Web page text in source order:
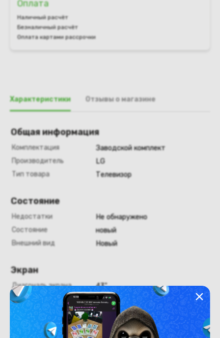
Оплата
Наличный расчёт
Безналичный расчёт
Оплата картами рассрочки
Характеристики Отзывы о магазине
Общая информация
Комплектация
Заводской комплект
Производитель
LG
Тип товара
Телевизор
Состояние
Недостатки
Не обнаружено
Состояние
новый
Внешний вид
Новый
Экран
Диагональ экрана 43"
Конструкция
Цвет черный